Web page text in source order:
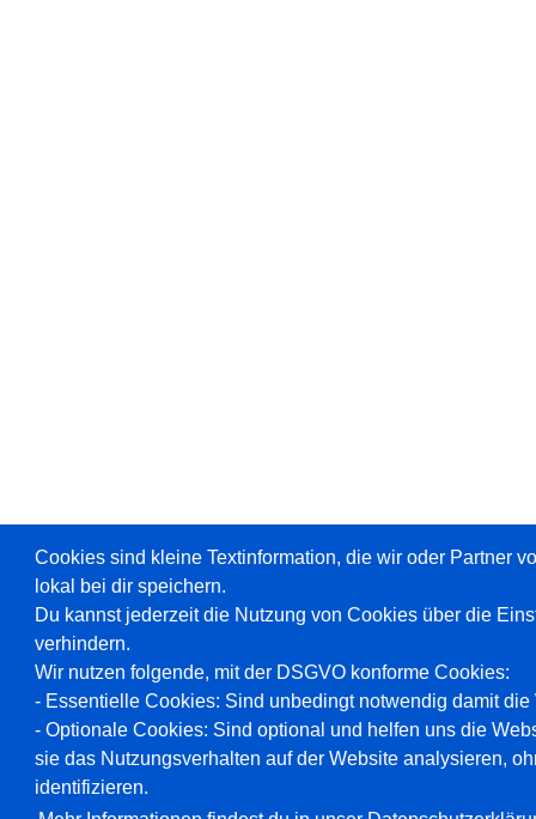
Cookies sind kleine Textinformation, die wir oder Partner
lokal bei dir speichern.
Du kannst jederzeit die Nutzung von Cookies über die
verhindern.
Wir nutzen folgende, mit der DSGVO konforme Cookies:
- Essentielle Cookies: Sind unbedingt notwendig damit
- Optionale Cookies: Sind optional und helfen uns die
sie das Nutzungsverhalten auf der Website analysieren,
identifizieren.